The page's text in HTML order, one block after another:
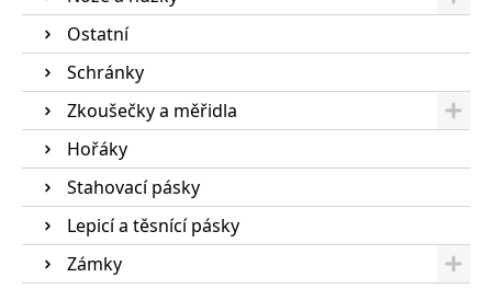
Ostatní
Schránky
Zkoušečky a měřidla
Hořáky
Stahovací pásky
Lepicí a těsnící pásky
Zámky